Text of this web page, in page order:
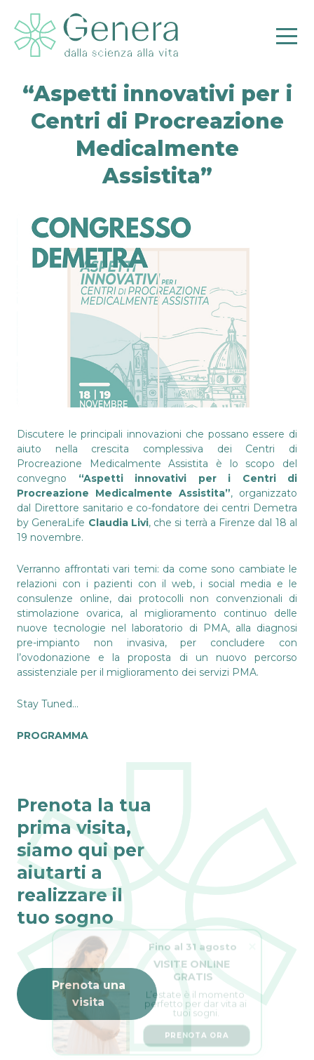
“Aspetti innovativi per i
Centri di Procreazione
Medicalmente
Assistita”
Discutere le principali innovazioni che possano essere di
aiuto nella crescita complessiva dei Centri di
Procreazione Medicalmente Assistita è lo scopo del
convegno “Aspetti innovativi per i Centri di
Procreazione Medicalmente Assistita”, organizzato
dal Direttore sanitario e co-fondatore dei centri Demetra
by GeneraLife Claudia Livi, che si terrà a Firenze dal 18 al
19 novembre.
Verranno affrontati vari temi: da come sono cambiate le
relazioni con i pazienti con il web, i social media e le
consulenze online, dai protocolli non convenzionali di
stimolazione ovarica, al miglioramento continuo delle
nuove tecnologie nel laboratorio di PMA, alla diagnosi
pre-impianto non invasiva, per concludere con
l’ovodonazione e la proposta di un nuovo percorso
assistenziale per il miglioramento dei servizi PMA.
Stay Tuned…
PROGRAMMA
Prenota la tua
prima visita,
siamo qui per
aiutarti a
realizzare il
tuo sogno
Prenota una
visita
VISITE ONLINE
GRATIS
L’estate è il momento
perfetto per dar vita ai
tuoi sogni.
PRENOTA ORA